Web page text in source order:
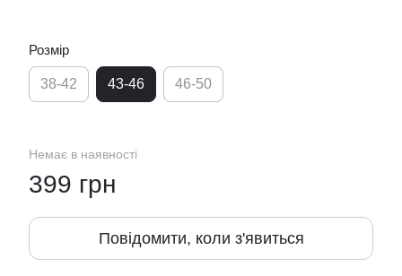
Розмір
38-42 43-46 46-50
Немає в наявності
399 грн
Повідомити, коли з'явиться